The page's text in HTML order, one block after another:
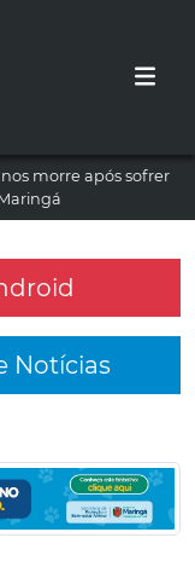
morre após sofrer
Notícias